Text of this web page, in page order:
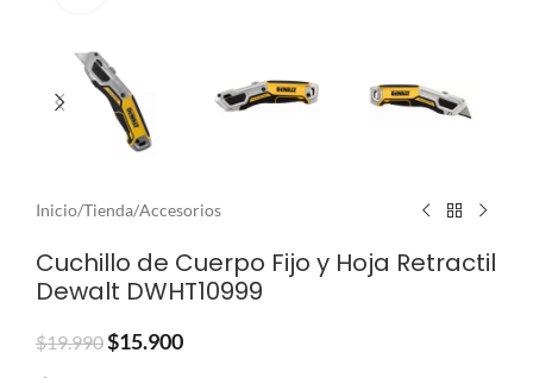
Inicio/Tienda/Accesorios
Cuchillo de Cuerpo Fijo y Hoja Retractil
Dewalt DWHT10999
$19.990$15.900